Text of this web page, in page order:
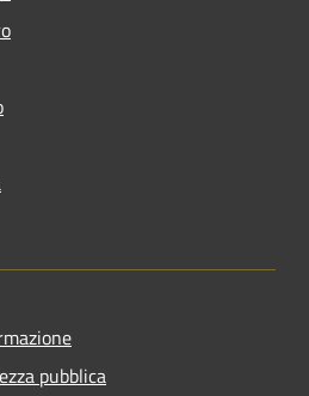
pubblica